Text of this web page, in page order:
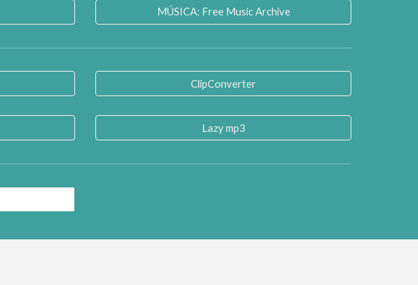
MÚSICA: Free Music Archive
ClipConverter
Lazy mp3